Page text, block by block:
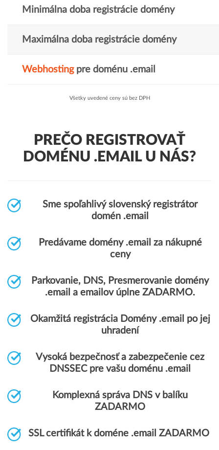
Minimálna doba registrácie domény
Maximálna doba registrácie domény
Webhostingpre doménu .email
Všetky uvedené ceny sú bez DPH
PREČO REGISTROVAŤ
DOMÉNU .EMAIL U NÁS?
Sme spoľahlivý slovenský registrátor
domén .email
Predávame domény .email za nákupné
ceny
Parkovanie, DNS, Presmerovanie domény
.email a emailov úplne ZADARMO.
Okamžitá registrácia Domény .email po jej
uhradení
Vysoká bezpečnosť a zabezpečenie cez
DNSSEC pre vašu doménu .email
Komplexná správa DNS v balíku
ZADARMO
SSL certifikát k doméne .email ZADARMO